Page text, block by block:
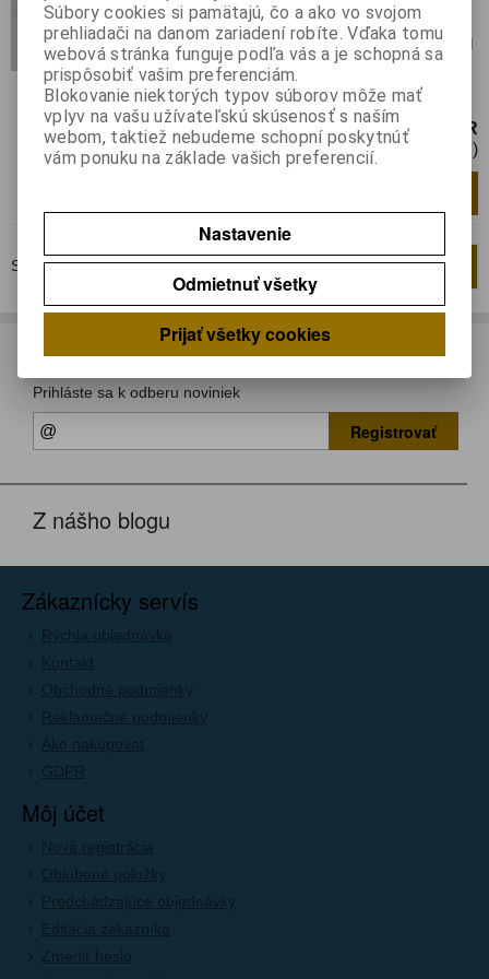
Záruka (mesiacov):24
Termín dodania(prac.dni)-platí pre sklad
LIESKOVEC 3
Integrovaný obvod DIP8
1,65 EUR
1,35 EUR (Cena bez DPH)
Strana1z1Celkom2záznamov
ODBER NOVINIEK
Prihláste sa k odberu noviniek
Registrovať
Z nášho blogu
Zákaznícky servís
Rýchla objednávka
Kontakt
Obchodné podmienky
Reklamačné podmienky
Ako nakupovať
GDPR
Môj účet
Nová registrácia
Oblúbené položky
Predchádzajúce objednávky
Editácia zákazníka
Zmeniť heslo
Súbory cookies si pamätajú, čo a ako vo svojom
prehliadači na danom zariadení robíte. Vďaka tomu
webová stránka funguje podľa vás a je schopná sa
prispôsobiť vašim preferenciám.
Blokovanie niektorých typov súborov môže mať
vplyv na vašu užívateľskú skúsenosť s naším
webom, taktiež nebudeme schopní poskytnúť
vám ponuku na základe vašich preferencií.
Nastavenie
Odmietnuť všetky
Prijať všetky cookies